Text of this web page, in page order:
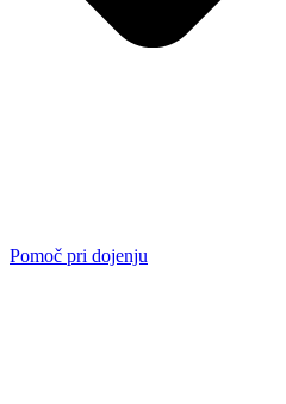
Pomoč pri dojenju